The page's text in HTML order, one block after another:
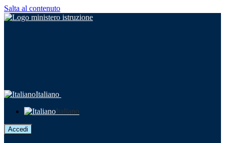
Salta al contenuto
Italiano
Italiano
Accedi